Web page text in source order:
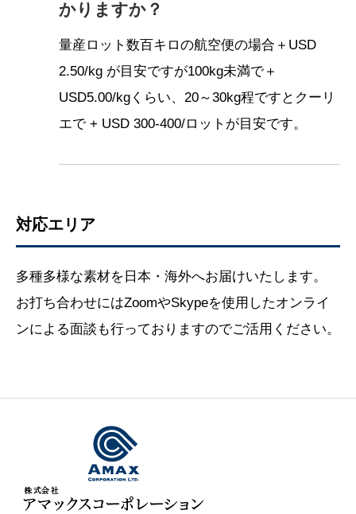
かりますか？
量産ロット数百キロの航空便の場合＋USD
2.50/kg が目安ですが100kg未満で＋
USD5.00/kgくらい、20～30kg程ですとクーリ
エで + USD 300-400/ロットが目安です。
対応エリア
多種多様な素材を日本・海外へお届けいたします。
お打ち合わせにはZoomやSkypeを使用したオンライ
ンによる面談も行っておりますのでご活用ください。